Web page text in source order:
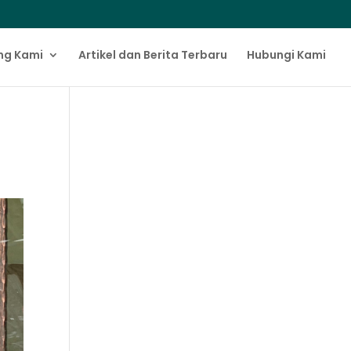
Kami Artikel dan Berita Terbaru Hubungi Kami